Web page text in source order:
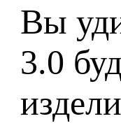
Вы
3.0